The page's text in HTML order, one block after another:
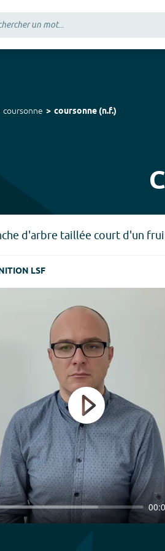
coursonne coursonne (n.f.)
d'arbre taillée court d'un
LSF
Play